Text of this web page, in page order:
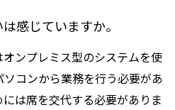
感じていますか。
ンプレミス型のシステムを使
コンから業務を行う必要があ
は席を交代する必要がありま